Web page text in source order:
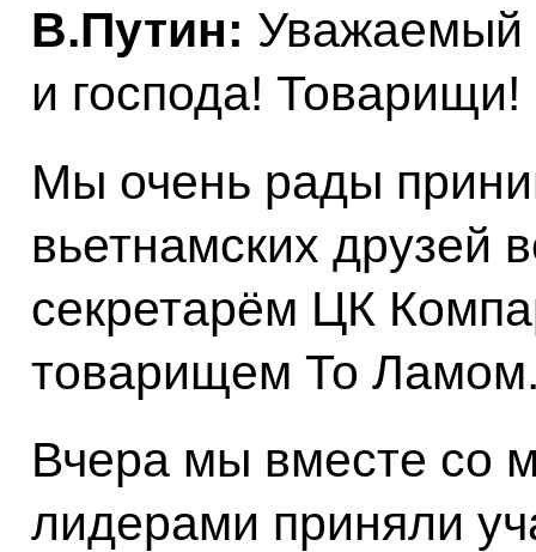
В.Путин:
и господа! Товарищи!
Мы очень рады
вьетнамских друзей
секретарём ЦК
товарищем То
Вчера мы вместе со
лидерами приняли